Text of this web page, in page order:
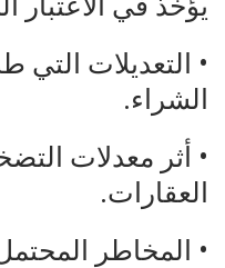
• التعديلات التي
الشراء.
• أثر معدلات
العقارات.
• المخاطر